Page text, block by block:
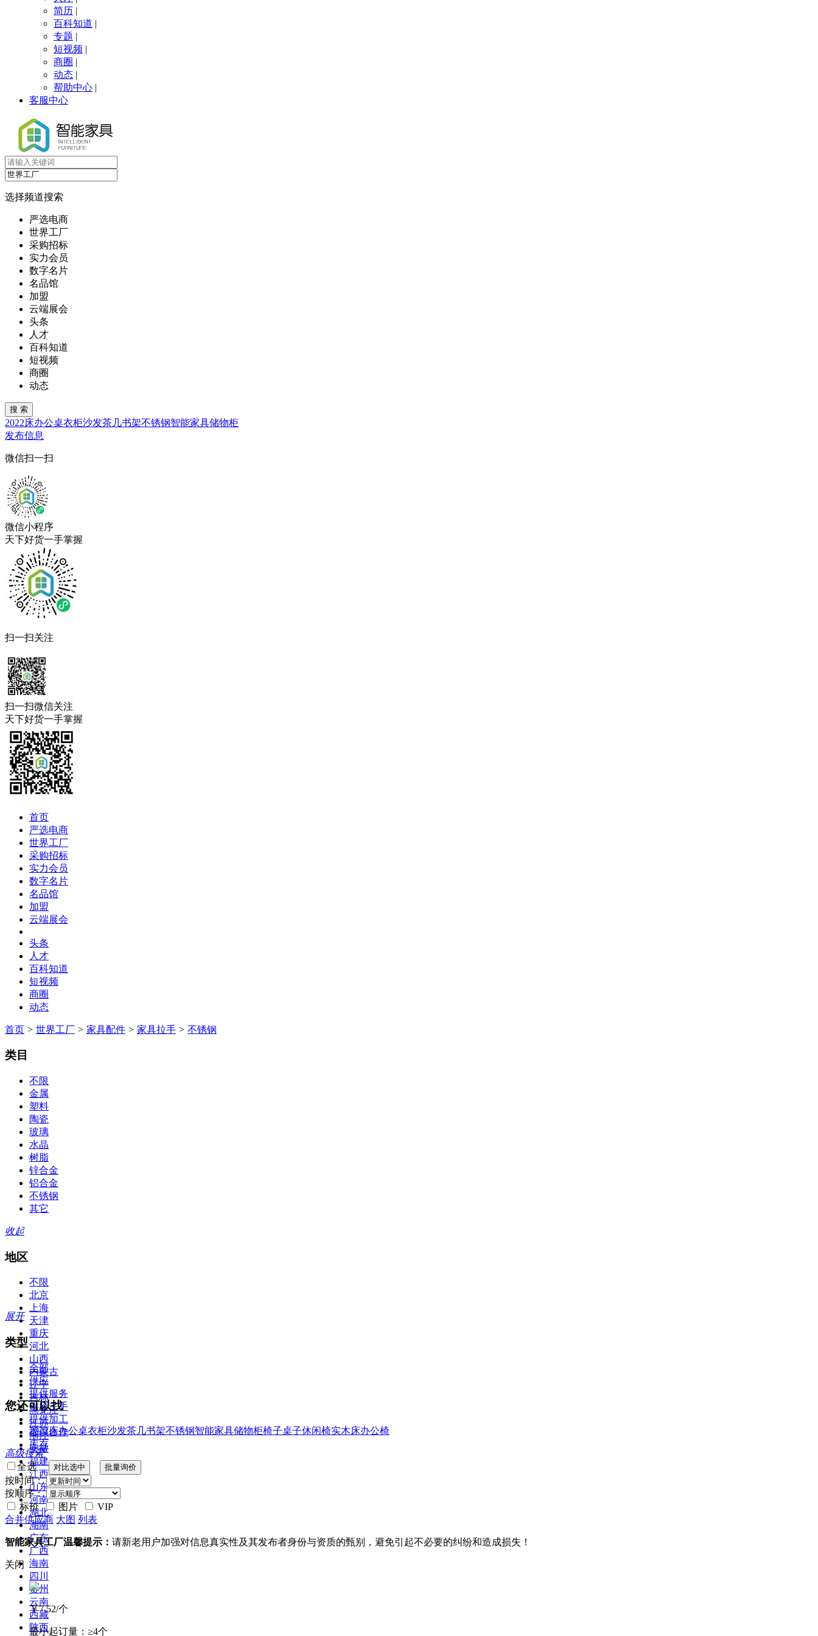
简历 |
百科知道 |
专题 |
短视频 |
商圈 |
动态 |
帮助中心 |
客服中心
选择频道搜索
严选电商
世界工厂
采购招标
实力会员
数字名片
名品馆
加盟
云端展会
头条
人才
百科知道
短视频
商圈
动态
2022床办公桌衣柜沙发茶几书架不锈钢智能家具储物柜
发布信息
微信扫一扫
微信小程序
天下好货一手掌握
扫一扫关注
扫一扫微信关注
天下好货一手掌握
首页
严选电商
世界工厂
采购招标
实力会员
数字名片
名品馆
加盟
云端展会
头条
人才
百科知道
短视频
商圈
动态
首页 > 世界工厂 > 家具配件 > 家具拉手 > 不锈钢
类目
不限
金属
塑料
陶瓷
玻璃
水晶
树脂
锌合金
铝合金
不锈钢
其它
收起
地区
不限
北京
上海
天津
重庆
河北
山西
内蒙古
辽宁
吉林
黑龙江
江苏
浙江
安徽
福建
江西
山东
河南
湖北
湖南
广东
广西
海南
四川
贵州
云南
西藏
陕西
展开
类型
全部
供应
提供服务
供应二手
提供加工
提供合作
库存
您还可以找
2022床办公桌衣柜沙发茶几书架不锈钢智能家具储物柜椅子桌子休闲椅实木床办公椅
高级搜索
全选
按时间：
按顺序：
标价
图片
VIP
合并供应商 大图 列表
智能家具工厂温馨提示： 请新老用户加强对信息真实性及其发布者身份与资质的甄别，避免引起不必要的纠纷和造成损失！
关闭
￥7.52/个
最小起订量： ≥4个